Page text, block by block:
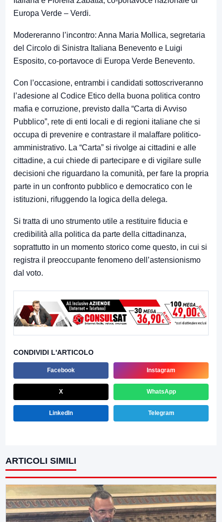
Europa Verde – Verdi.
Modereranno l’incontro: Anna Maria Mollica, segretaria
del Circolo di Sinistra Italiana Benevento e Luigi
Esposito, co-portavoce di Europa Verde Benevento.
Con l’occasione, entrambi i candidati sottoscriveranno
l’adesione al Codice Etico della buona politica contro
mafia e corruzione, previsto dalla “Carta di Avviso
Pubblico”, rete di enti locali e di regioni italiane che si
occupa di prevenire e contrastare il malaffare politico-
amministrativo. La “Carta” si rivolge ai cittadini e alle
cittadine, a cui chiede di partecipare e di vigilare sulle
decisioni che riguardano la comunità, per fare la propria
parte in un confronto pubblico e democratico con le
istituzioni, rifuggendo la logica della delega.
Si tratta di uno strumento utile a restituire fiducia e
credibilità alla politica da parte della cittadinanza,
soprattutto in un momento storico come questo, in cui si
registra il preoccupante fenomeno dell’astensionismo
dal voto.
CONDIVIDI L'ARTICOLO
Facebook Instagram
X WhatsApp
LinkedIn Telegram
ARTICOLI SIMILI